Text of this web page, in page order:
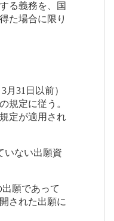
る義務を、国
た場合に限り
月31日以前）
規定に従う。
定が適用され
ない出願資
願であって
された出願に